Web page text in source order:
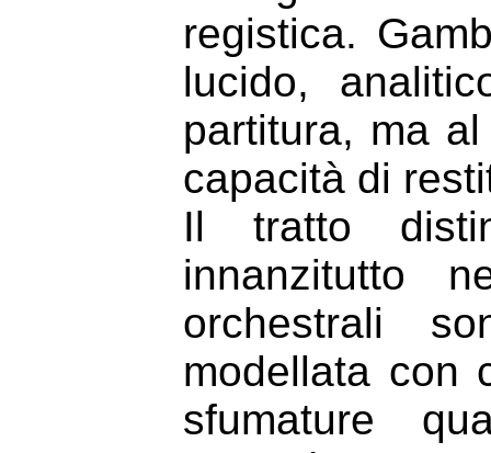
registica.
lucido,
partitura, ma
capacità di
Il tratto
innanzitutto
orchestrali
modellata con
sfumature